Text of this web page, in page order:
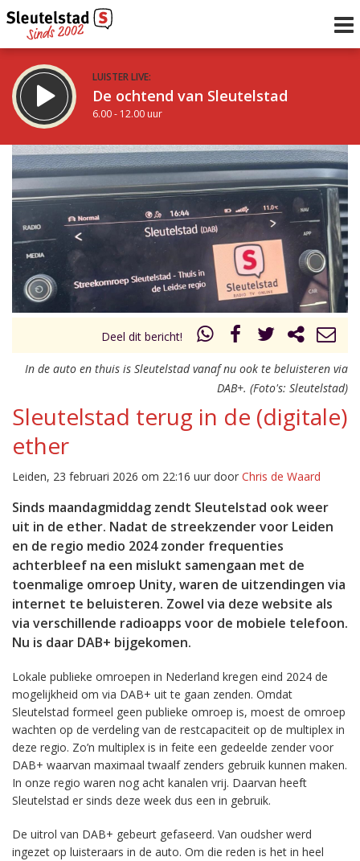
LUISTER LIVE:
De ochtend van Sleutelstad
6.00 - 12.00 uur
STRAKS:
De middag van Sleutelstad
12.00 - 18.00 uur
Vorig uur
uur 1 van 0 Volgend uur
Deel dit bericht!
In de auto en thuis is Sleutelstad vanaf nu ook te beluisteren via
DAB+. (Foto's: Sleutelstad)
Sleutelstad terug in de (digitale)
ether
Leiden, 23 februari 2026 om 22:16 uur door Chris de Waard
Sinds maandagmiddag zendt Sleutelstad ook weer
uit in de ether. Nadat de streekzender voor Leiden
en de regio medio 2024 zonder frequenties
achterbleef na een mislukt samengaan met de
toenmalige omroep Unity, waren de uitzendingen via
internet te beluisteren. Zowel via deze website als
via verschillende radioapps voor de mobiele telefoon.
Nu is daar DAB+ bijgekomen.
Lokale publieke omroepen in Nederland kregen eind 2024 de
mogelijkheid om via DAB+ uit te gaan zenden. Omdat
Sleutelstad formeel geen publieke omroep is, moest de omroep
wachten op de verdeling van de restcapaciteit op de multiplex in
deze regio. Zo’n multiplex is in feite een gedeelde zender voor
DAB+ waarvan maximaal twaalf zenders gebruik kunnen maken.
In onze regio waren nog acht kanalen vrij. Daarvan heeft
Sleutelstad er sinds deze week dus een in gebruik.
De uitrol van DAB+ gebeurt gefaseerd. Van oudsher werd
ingezet op luisteraars in de auto. Om die reden is het in heel